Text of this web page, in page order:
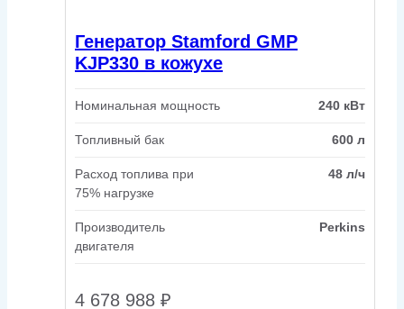
Генератор Stamford GMP
KJP330 в кожухе
Номинальная мощность 240 кВт
Топливный бак 600 л
Расход топлива при
75% нагрузке
48 л/ч
Производитель
двигателя
Perkins
4 678 988 ₽